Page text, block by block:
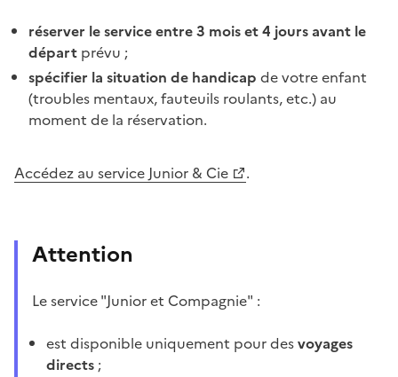
réserver le service entre 3 mois et 4 jours avant le
départ prévu ;
spécifier la situation de handicap de votre enfant
(troubles mentaux, fauteuils roulants, etc.) au
moment de la réservation.
Accédez au service Junior & Cie .
Attention
Le service "Junior et Compagnie" :
est disponible uniquement pour desvoyages
directs ;